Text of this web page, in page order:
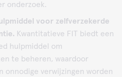
onderzoek.
voor zelfverzekerde
Kwantitatieve FIT biedt een
hulpmiddel om
te beheren, waardoor
onnodige verwijzingen worden